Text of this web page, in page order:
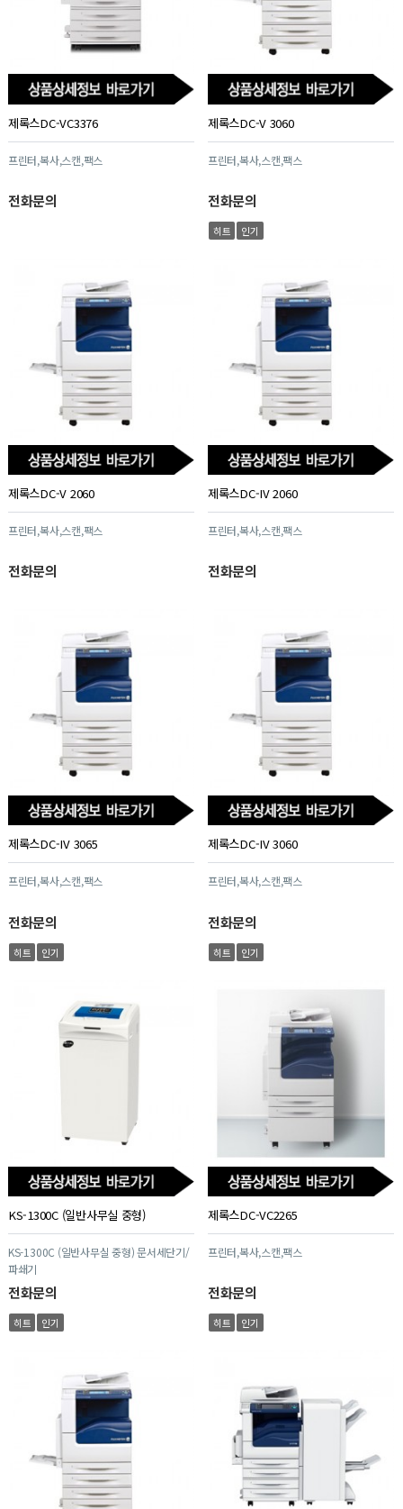
제록스DC-VC3376
프린터,복사,스캔,팩스
전화문의
제록스DC-V 3060
프린터,복사,스캔,팩스
전화문의
히트 인기
제록스DC-V 2060
프린터,복사,스캔,팩스
전화문의
제록스DC-IV 2060
프린터,복사,스캔,팩스
전화문의
제록스DC-IV 3065
프린터,복사,스캔,팩스
전화문의
히트 인기
제록스DC-IV 3060
프린터,복사,스캔,팩스
전화문의
히트 인기
KS-1300C (일반사무실 중형)
KS-1300C (일반사무실 중형) 문서세단기/
파쇄기
전화문의
히트 인기
제록스DC-VC2265
프린터,복사,스캔,팩스
전화문의
히트 인기